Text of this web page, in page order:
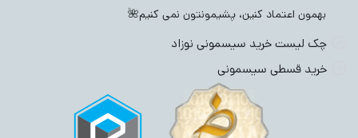
بهمون اعتماد کنین، پشیمونتون نمی کنیم🌺
چک لیست خرید سیسمونی نوزاد
خرید قسطی سیسمونی